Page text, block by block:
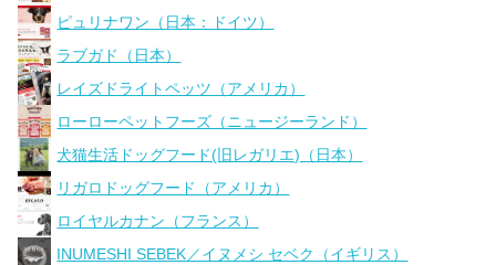
ピュリナワン（日本：ドイツ）
ラブガド（日本）
レイズドライトペッツ（アメリカ）
ローローペットフーズ（ニュージーランド）
犬猫生活ドッグフード(旧レガリエ)（日本）
リガロドッグフード（アメリカ）
ロイヤルカナン（フランス）
INUMESHI SEBEK／イヌメシ セベク（イギリス）